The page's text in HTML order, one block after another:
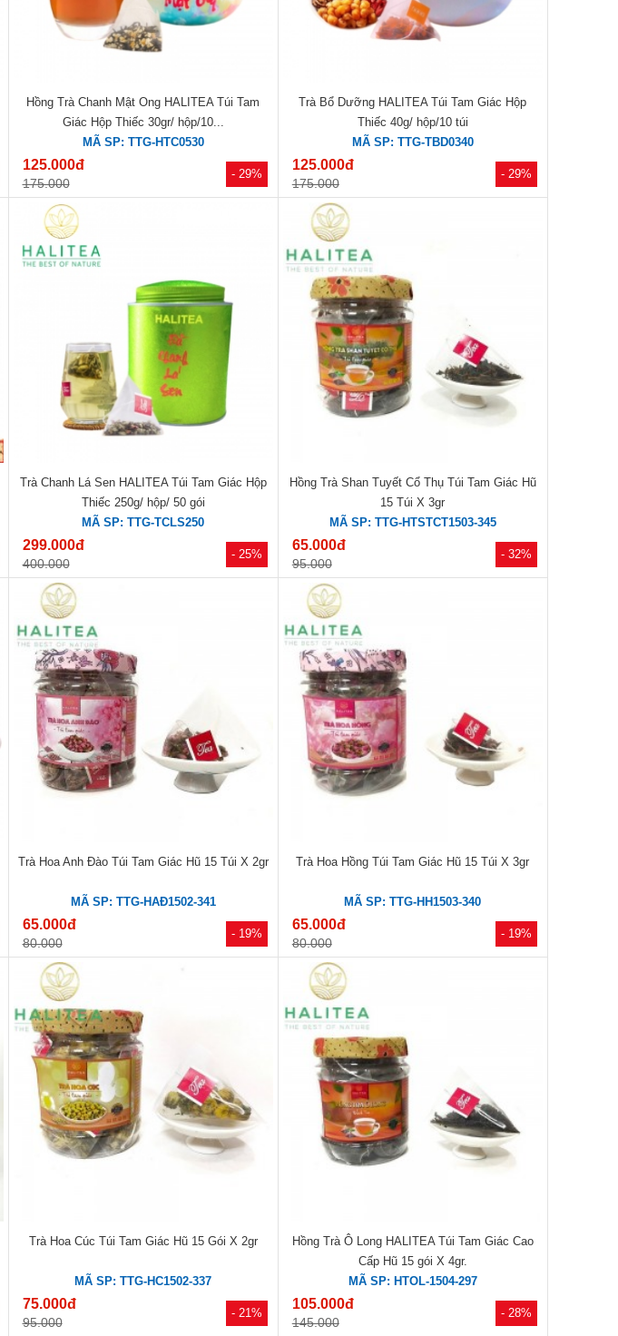
- 29%
Hồng Trà Chanh Mật Ong HALITEA Túi Tam
Giác Hộp Thiếc 30gr/ hộp/10...
MÃ SP: TTG-HTC0530
125.000đ
175.000
- 29%
Trà Bổ Dưỡng HALITEA Túi Tam Giác Hộp
Thiếc 40g/ hộp/10 túi
MÃ SP: TTG-TBD0340
125.000đ
175.000
- 25%
Trà Chanh Lá Sen HALITEA Túi Tam Giác Hộp
Thiếc 250g/ hộp/ 50 gói
MÃ SP: TTG-TCLS250
299.000đ
400.000
- 32%
Hồng Trà Shan Tuyết Cổ Thụ Túi Tam Giác Hũ
15 Túi X 3gr
MÃ SP: TTG-HTSTCT1503-345
65.000đ
95.000
- 19%
Trà Hoa Anh Đào Túi Tam Giác Hũ 15 Túi X 2gr
MÃ SP: TTG-HAĐ1502-341
65.000đ
80.000
- 19%
Trà Hoa Hồng Túi Tam Giác Hũ 15 Túi X 3gr
MÃ SP: TTG-HH1503-340
65.000đ
80.000
- 21%
Trà Hoa Cúc Túi Tam Giác Hũ 15 Gói X 2gr
MÃ SP: TTG-HC1502-337
75.000đ
95.000
- 28%
Hồng Trà Ô Long HALITEA Túi Tam Giác Cao
Cấp Hũ 15 gói X 4gr.
MÃ SP: HTOL-1504-297
105.000đ
145.000